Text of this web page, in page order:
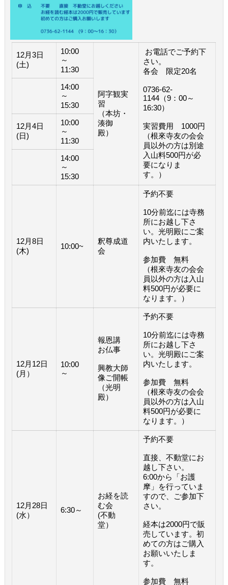
12月3日
(土)
10:00
～
11:30
阿字観実
習
（本坊・
湊御
殿）
お電話でご予約下
さい。
各会 限定20名
0736-62-
1144（9：00～
16:30）
実習費用 1000円
（根來寺友の会会
員以外の方は別途
入山料500円が必
要になりま
す。）
14:00
～
15:30
12月4日
(日)
10:00
～
11:30
14:00
～
15:30
12月8日
(木)
10:00~
釈尊成道
会
予約不要
10分前迄には寺務
所にお越し下さ
い。光明殿にご案
内いたします。
参加費 無料
（根來寺友の会会
員以外の方は入山
料500円が必要に
なります。）
12月12日
(月）
10:00
～
報恩講
お仏事
興教大師
像ご開帳
（光明
殿）
予約不要
10分前迄には寺務
所にお越し下さ
い。光明殿にご案
内いたします。
参加費 無料
（根來寺友の会会
員以外の方は入山
料500円が必要に
なります。）
12月28日
(水）
6:30～
お経を読
む会
(不動
堂）
予約不要
直接、不動堂にお
越し下さい。
6:00から「お護
摩」を行っていま
すので、ご参加下
さい。
経本は2000円で販
売しています。初
めての方はご購入
お願いいたしま
す。
参加費 無料